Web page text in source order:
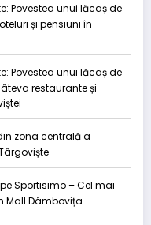
Povestea unui lăcaș de
și pensiuni în
Povestea unui lăcaș de
restaurante și
zona centrală a
peSportisimo – Cel mai
Mall Dâmbovița